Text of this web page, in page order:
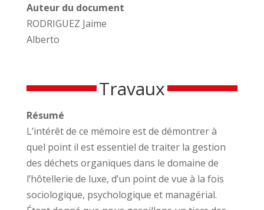
Auteur du document
RODRIGUEZ Jaime
Alberto
Travaux
Résumé
L’intérêt de ce mémoire est de démontrer à
quel point il est essentiel de traiter la gestion
des déchets organiques dans le domaine de
l’hôtellerie de luxe, d’un point de vue à la fois
sociologique, psychologique et managérial.